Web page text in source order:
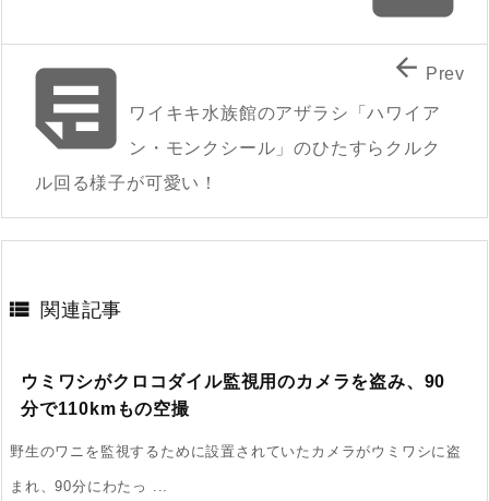

ワイキキ水族館のアザラシ「ハワイア
ン・モンクシール」のひたすらクルク
ル回る様子が可愛い！
 Prev
 関連記事
ウミワシがクロコダイル監視用のカメラを盗み、90
分で110kmもの空撮
野生のワニを監視するために設置されていたカメラがウミワシに盗
まれ、90分にわたっ ...